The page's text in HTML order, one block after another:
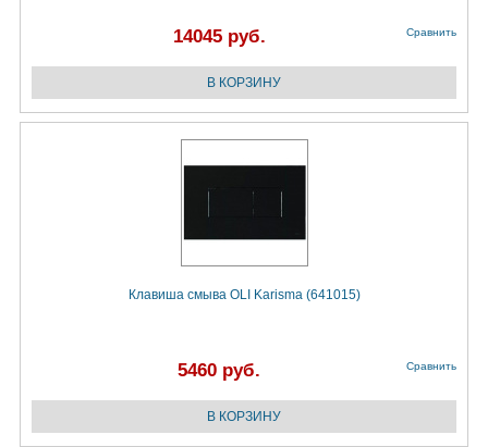
14045 руб. Сравнить
Клавиша смыва OLI Karisma (641015)
5460 руб. Сравнить